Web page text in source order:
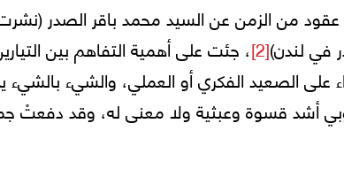
من الزمن عن السيد محمد باقر الصدر
في لندن)[2] ، جئت على أهمية التفاهم بين
الصعيد الفكري أو العملي، والشيء
أشد قسوة وعبثية ولا معنى له، وقد دفعتْ